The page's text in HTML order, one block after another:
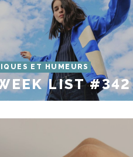
ET HUMEURS
LIST #342